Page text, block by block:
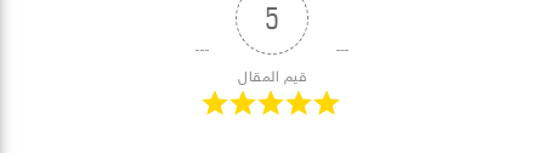
5
قيم المقال